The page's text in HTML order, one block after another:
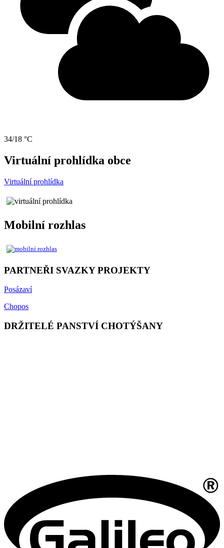
34/18 °C
Virtuální prohlídka obce
Virtuální prohlídka
Mobilní rozhlas
PARTNEŘI SVAZKY PROJEKTY
Posázaví
Chopos
DRŽITELÉ PANSTVÍ CHOTÝŠANY